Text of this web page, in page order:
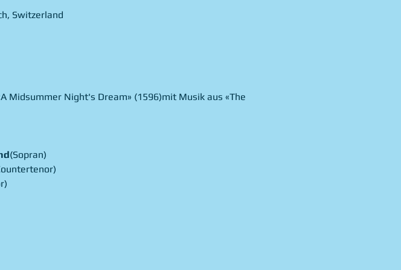
Switzerland
Midsummer Night's Dream» (1596)mit Musik aus «The
(Sopran)